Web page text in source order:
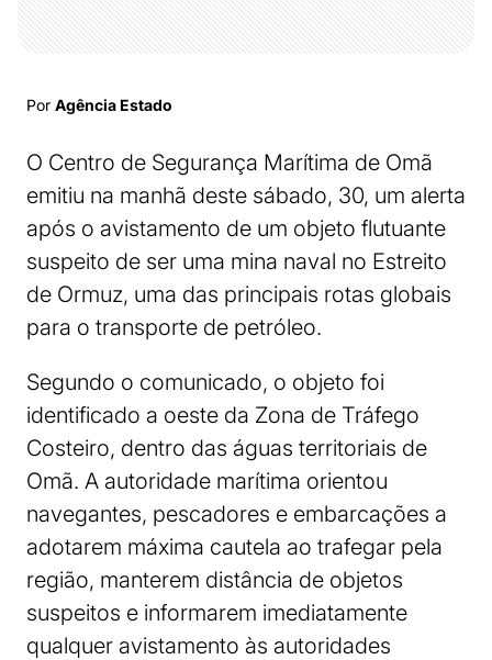
Por Agência Estado
O Centro de Segurança Marítima de Omã
emitiu na manhã deste sábado, 30, um alerta
após o avistamento de um objeto flutuante
suspeito de ser uma mina naval no Estreito
de Ormuz, uma das principais rotas globais
para o transporte de petróleo.
Segundo o comunicado, o objeto foi
identificado a oeste da Zona de Tráfego
Costeiro, dentro das águas territoriais de
Omã. A autoridade marítima orientou
navegantes, pescadores e embarcações a
adotarem máxima cautela ao trafegar pela
região, manterem distância de objetos
suspeitos e informarem imediatamente
qualquer avistamento às autoridades